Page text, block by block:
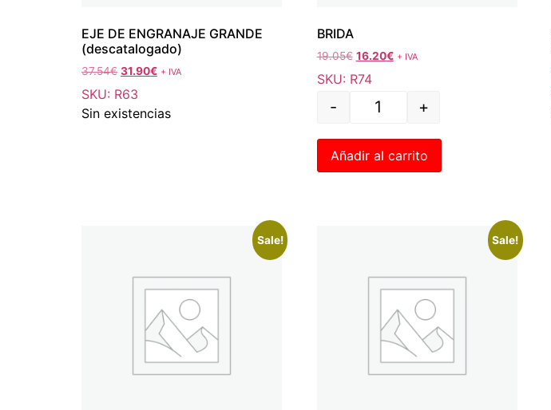
EJE DE ENGRANAJE GRANDE
(descatalogado)
37.54€ 31.90€ + IVA
SKU: R63
Sin existencias
BRIDA
19.05€ 16.20€ + IVA
SKU: R74
- +
Añadir al carrito
Sale! Sale!